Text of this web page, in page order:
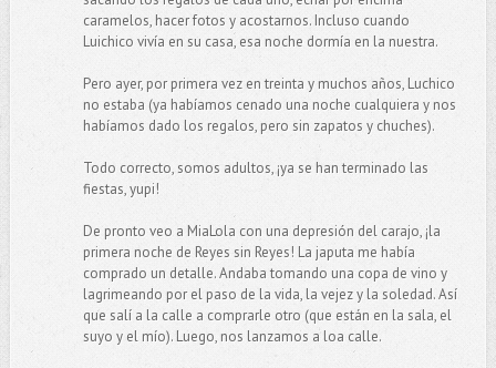
caramelos, hacer fotos y acostarnos. Incluso cuando
Luichico vivía en su casa, esa noche dormía en la nuestra.
Pero ayer, por primera vez en treinta y muchos años, Luchico
no estaba (ya habíamos cenado una noche cualquiera y nos
habíamos dado los regalos, pero sin zapatos y chuches).
Todo correcto, somos adultos, ¡ya se han terminado las
fiestas, yupi!
De pronto veo a MiaLola con una depresión del carajo, ¡la
primera noche de Reyes sin Reyes! La japuta me había
comprado un detalle. Andaba tomando una copa de vino y
lagrimeando por el paso de la vida, la vejez y la soledad. Así
que salí a la calle a comprarle otro (que están en la sala, el
suyo y el mío). Luego, nos lanzamos a loa calle.